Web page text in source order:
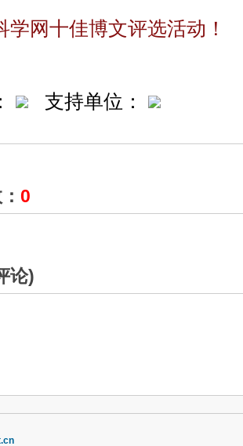
学网十佳博文评选活动！
支持单位：
0
论)